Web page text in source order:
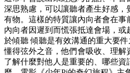
深思熟慮，可以讓聽者產生好感，
有物。這樣的特質讓內向者會在事
內向者因遲到而慌張抵達會場，或
於傾聽 傾聽是有效溝通的重大要件
懂得弦外之音，他們會吸收、理
了解什麼對他人是重要的、哪些